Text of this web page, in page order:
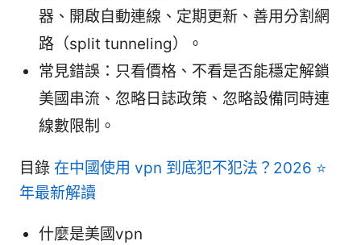
器、開啟自動連線、定期更新、善用分割網
路（split tunneling）。
常見錯誤：只看價格、不看是否能穩定解鎖
美國串流、忽略日誌政策、忽略設備同時連
線數限制。
目錄 在中國使用 vpn 到底犯不犯法？2026 ⭐
年最新解讀
什麼是美國vpn